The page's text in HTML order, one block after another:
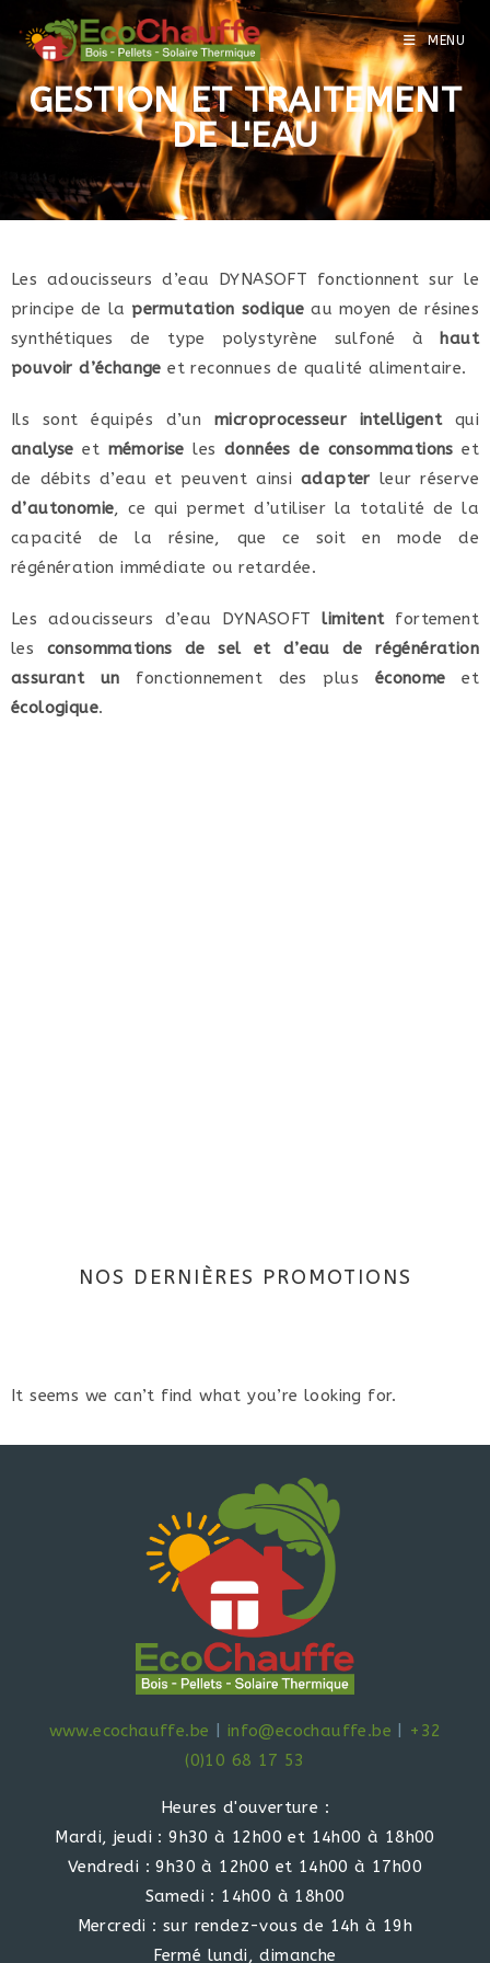
MENU
GESTION ET TRAITEMENT
DE L'EAU
Les adoucisseurs d’eau DYNASOFT fonctionnent sur le
principe de la permutation sodique au moyen de résines
synthétiques de type polystyrène sulfoné à haut
pouvoir d’échange et reconnues de qualité alimentaire.
Ils sont équipés d’un microprocesseur intelligentqui
analyse et mémorise les données de consommations et
de débits d’eau et peuvent ainsiadapter leur réserve
d’autonomie, ce qui permet d’utiliser la totalité de la
capacité de la résine, que ce soit en mode de
régénération immédiate ou retardée.
Les adoucisseurs d’eau DYNASOFTlimitentfortement
les consommations de sel et d’eau de régénération
assurant un fonctionnement des plus économe et
écologique.
NOS DERNIÈRES PROMOTIONS
It seems we can’t find what you’re looking for.
www.ecochauffe.be info@ecochauffe.be
+32
(0)10 68 17 53
Heures d'ouverture :
Mardi, jeudi : 9h30 à 12h00 et 14h00 à 18h00
Vendredi : 9h30 à 12h00 et 14h00 à 17h00
Samedi : 14h00 à 18h00
Mercredi : sur rendez-vous de 14h à 19h
Fermé lundi, dimanche